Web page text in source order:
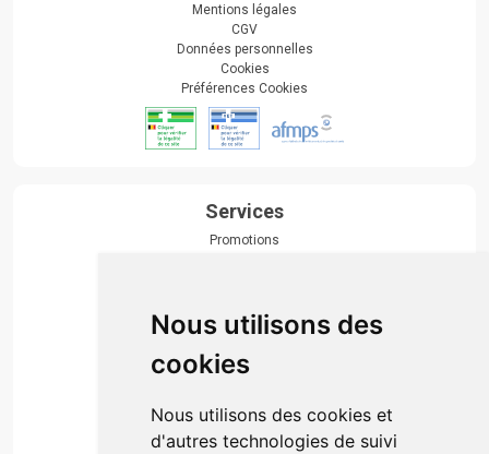
Nous utilisons des
cookies
Nous utilisons des cookies et
d'autres technologies de suivi
Mentions légales
CGV
Données personnelles
Cookies
Préférences Cookies
Services
Promotions
Actualités & conseils
Événements
Marques
Suivez-nous